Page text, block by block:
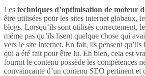
Les techniques d’optimisation de moteur
être utilisées pour les sites internet globaux,
blogs. Lorsqu’ils sont utilisés correctement,
même pas qu’ils lisent quelque chose qui
vers le site internet. En fait, ils pensent qu’ils
qui a été fait pour être lu. Eh bien, cela est
fournit le contenu possède les compétences
convaincante d’un contenu SEO pertinent et